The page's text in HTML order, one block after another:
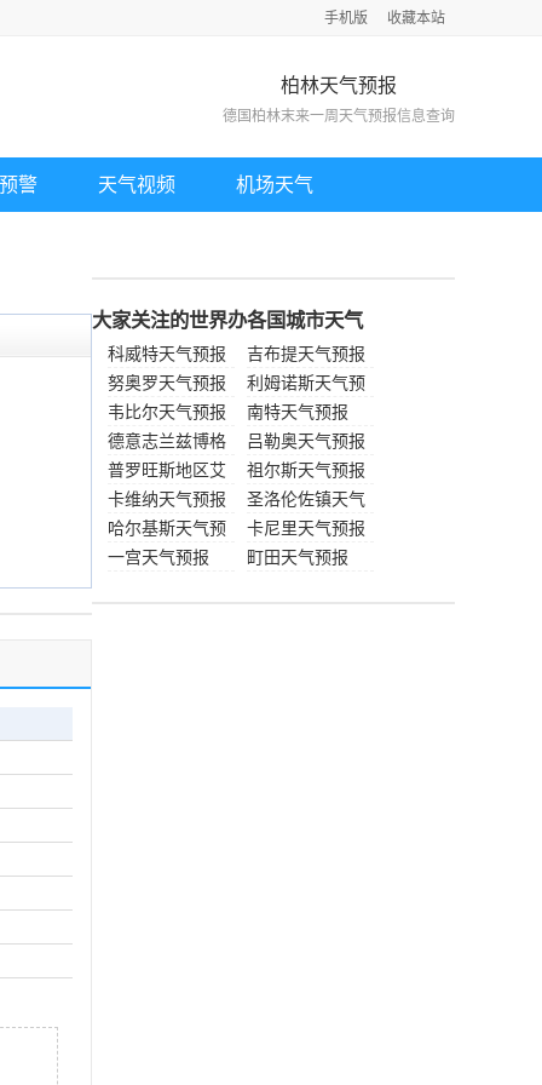
手机版 收藏本站
柏林天气预报
德国柏林末来一周天气预报信息查询
警 天气视频 机场天气
大家关注的世界办各国城市天气
科威特天气预报
吉布提天气预报
努奥罗天气预报
利姆诺斯天气预
报
韦比尔天气预报
南特天气预报
德意志兰兹博格
天气预
吕勒奥天气预报
普罗旺斯地区艾
克斯天
祖尔斯天气预报
卡维纳天气预报
圣洛伦佐镇天气
预报
哈尔基斯天气预
报
卡尼里天气预报
一宫天气预报
町田天气预报